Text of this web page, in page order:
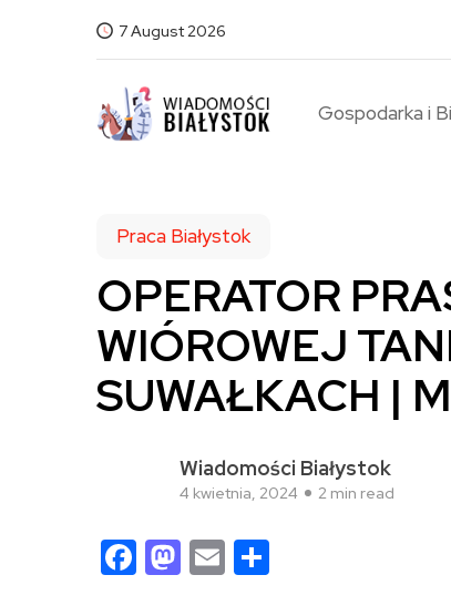
7 August 2026
Gospodarka i
Praca Białystok
OPERATOR
WIÓROWEJ
SUWAŁKACH |
Wiadomości Białystok
4 kwietnia, 2024 2 min read
Facebook
Mastodon
Email